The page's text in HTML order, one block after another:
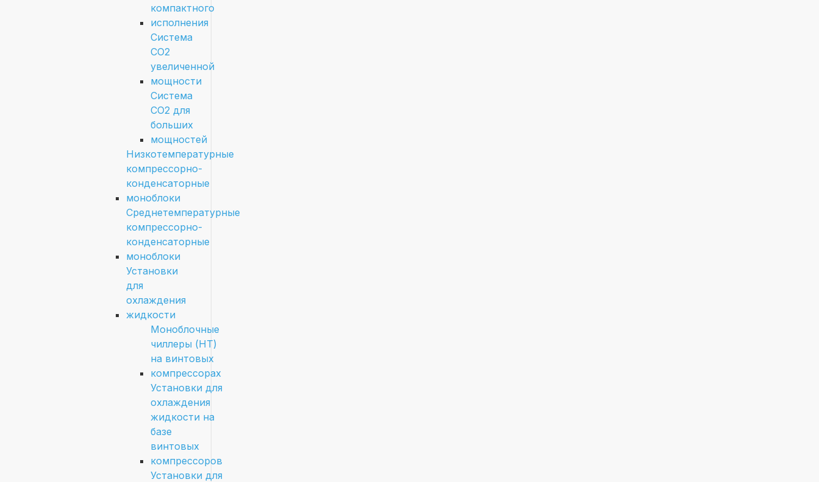
компактного
исполнения
Система
СО2
увеличенной
мощности
Система
СО2 для
больших
мощностей
Низкотемпературные
компрессорно-
конденсаторные
моноблоки
Среднетемпературные
компрессорно-
конденсаторные
моноблоки
Установки
для
охлаждения
жидкости
Моноблочные
чиллеры (HT)
на винтовых
компрессорах
Установки для
охлаждения
жидкости на
базе
винтовых
компрессоров
Установки для